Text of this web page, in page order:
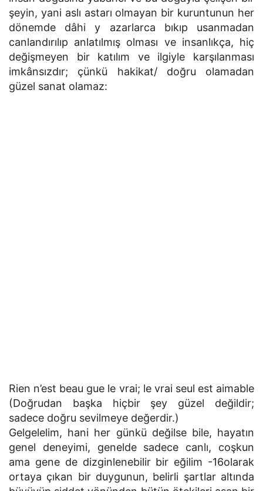
şeyin, yani aslı astarı olmayan bir kuruntunun her
dönemde dâhi y azarlarca bıkıp usanmadan
canlandırılıp anlatılmış olması ve insanlıkça, hiç
değişmeyen bir katılım ve ilgiyle karşılanması
imkânsızdır; çünkü hakikat/ doğru olamadan
güzel sanat olamaz:
Rien n’est beau gue le vrai; le vrai seul est aimable
(Doğrudan başka hiçbir şey güzel değildir;
sadece doğru sevilmeye değerdir.)
Gelgelelim, hani her günkü değilse bile, hayatın
genel deneyimi, genelde sadece canlı, coşkun
ama gene de dizginlenebilir bir eğilim -16olarak
ortaya çıkan bir duygunun, belirli şartlar altında